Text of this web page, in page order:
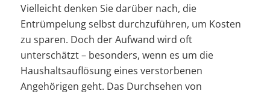
Vielleicht denken Sie darüber nach, die
Entrümpelung selbst durchzuführen, um Kosten
zu sparen. Doch der Aufwand wird oft
unterschätzt – besonders, wenn es um die
Haushaltsauflösung eines verstorbenen
Angehörigen geht. Das Durchsehen von